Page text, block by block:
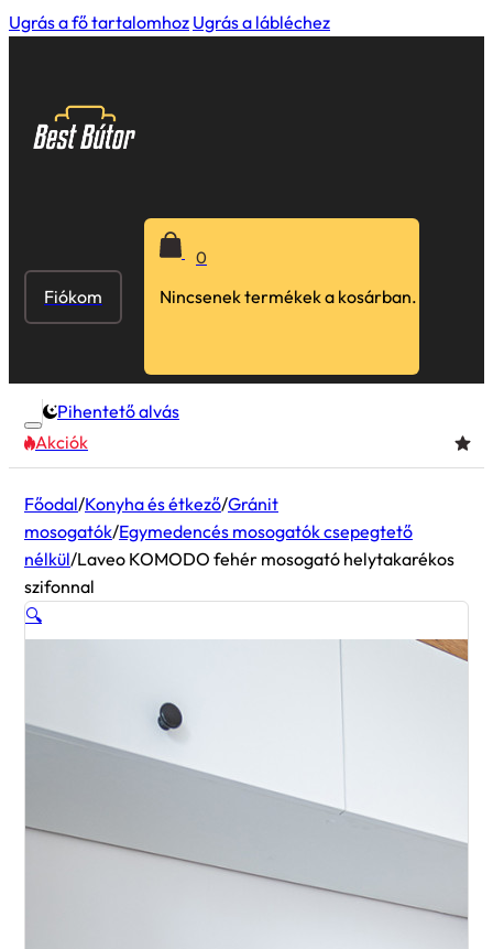
Ugrás a fő tartalomhoz Ugrás a lábléchez
Fiókom
0
Nincsenek termékek a kosárban.
Pihentető alvás
Akciók
Főodal/Konyha és étkező/Gránit
mosogatók/Egymedencés mosogatók csepegtető
nélkül/Laveo KOMODO fehér mosogató helytakarékos
szifonnal
🔍